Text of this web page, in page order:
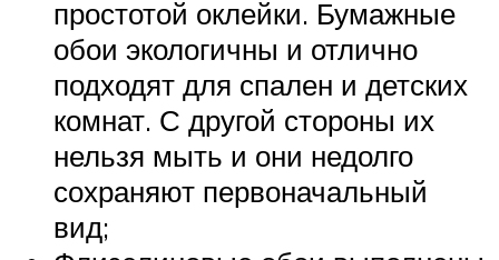
простотой оклейки. Бумажные
обои экологичны и отлично
подходят для спален и детских
комнат. С другой стороны их
нельзя мыть и они недолго
сохраняют первоначальный
вид;